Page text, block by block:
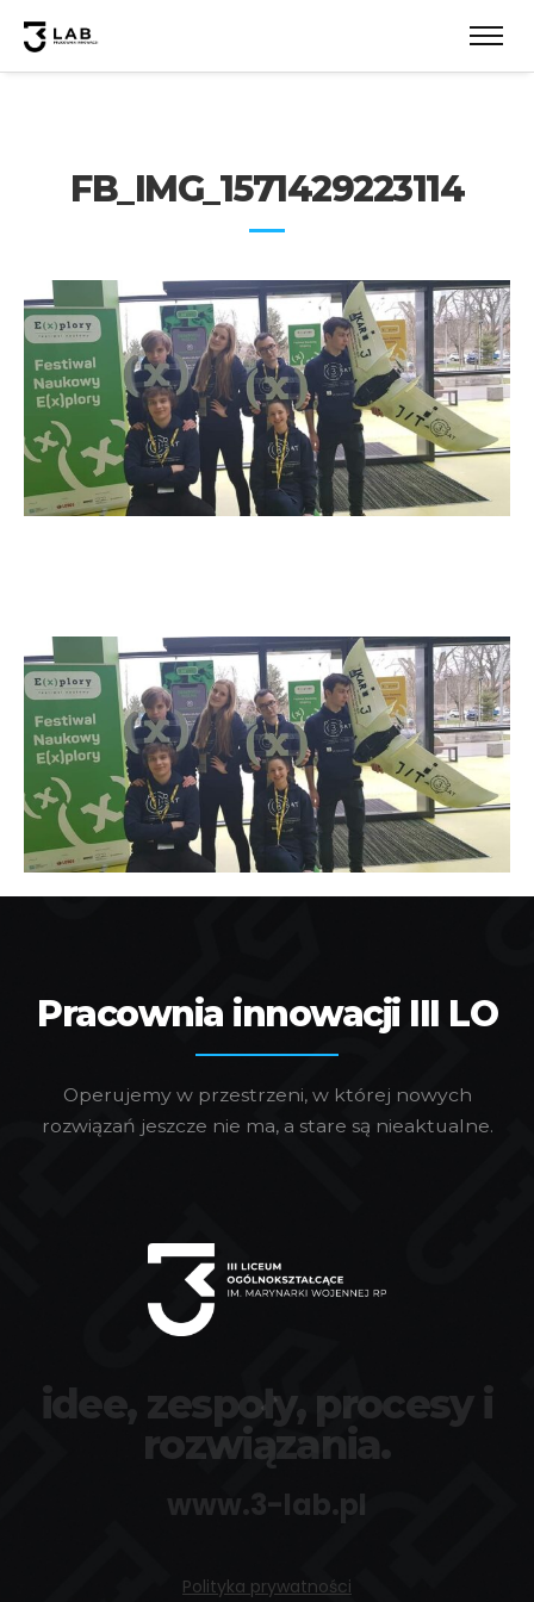
FB_IMG_1571429223114
Pracownia innowacji III LO
Operujemy w przestrzeni, w której nowych
rozwiązań jeszcze nie ma, a stare są nieaktualne.
idee, zespoły, procesy i
rozwiązania.
www.3-lab.pl
Polityka prywatności